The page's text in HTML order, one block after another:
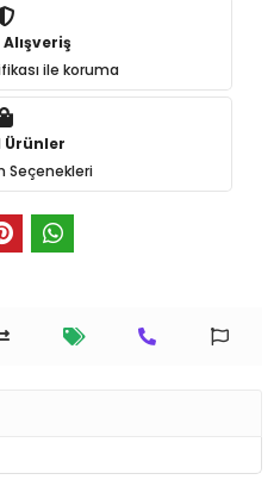
ile koruma
Ürünler
Seçenekleri